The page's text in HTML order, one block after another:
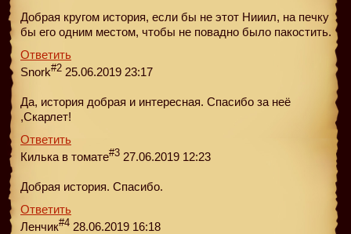
Добрая кругом история, если бы не этот Нииил, на печку
бы его одним местом, чтобы не повадно было пакостить.
Ответить
Snork#2 25.06.2019 23:17
Да, история добрая и интересная. Спасибо за неё
,Скарлет!
Ответить
Килька в томате#3 27.06.2019 12:23
Добрая история. Спасибо.
Ответить
Ленчик#4 28.06.2019 16:18